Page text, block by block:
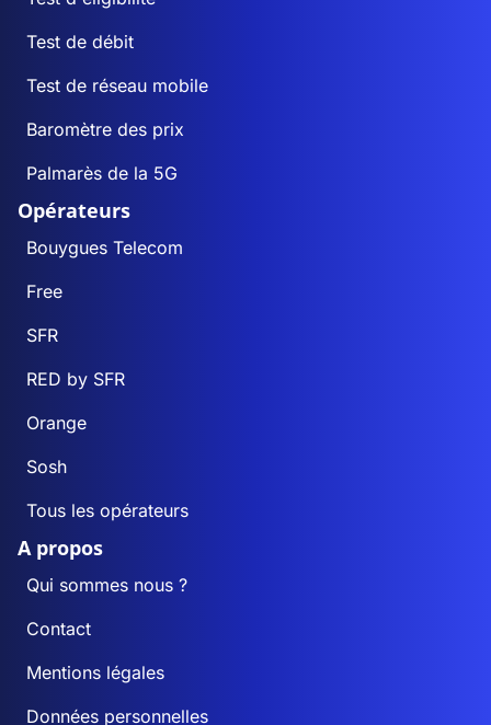
Test de débit
Test de réseau mobile
Baromètre des prix
Palmarès de la 5G
Opérateurs
Bouygues Telecom
Free
SFR
RED by SFR
Orange
Sosh
Tous les opérateurs
A propos
Qui sommes nous ?
Contact
Mentions légales
Données personnelles